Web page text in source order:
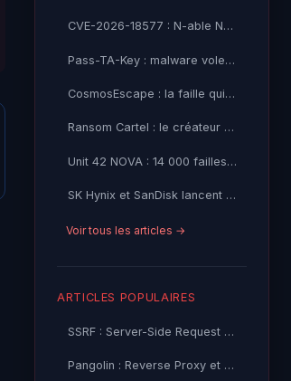
CVE-2026-18577 : N-able N-central contourne son correctif — CISA KEV exploité activement
Pass-TA-Key : malware vole vos passkeys Google sans alerte
CosmosEscape : la faille qui menaçait tout Azure Cosmos DB
Ransom Cartel : le créateur condamné à 16 ans de prison
Unit 42 NOVA : 14 000 failles open source détectées par IA
SK Hynix et SanDisk lancent le standard High Bandwidth Flash
Voir tous les articles →
ARTICLES POPULAIRES
SSRF : Server-Side Request Forgery — Exploitation Avancée
Pangolin : Reverse Proxy et Tunnel Self-Hosted — Guide